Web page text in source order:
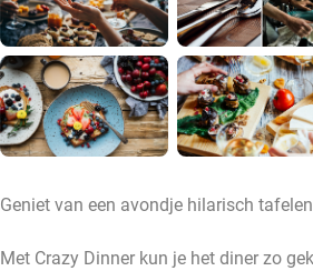
Geniet van een avondje hilarisch
Met Crazy Dinner kun je het diner zo